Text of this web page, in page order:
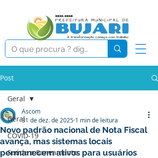
Post
Geral
COVID-19
Saúde e Saneamento
Geral
Novo padrão nacional de Nota Fiscal
avança, mas sistemas locais
permanecem ativos para usuários
Ascom
31 de dez. de 2025 1 min de leitura